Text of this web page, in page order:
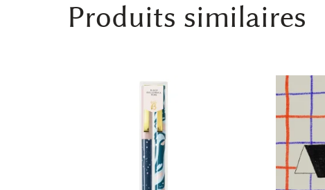
Produits similaires